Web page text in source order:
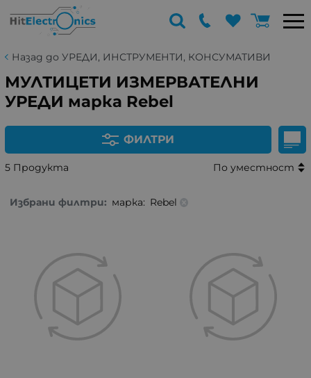
Назад до УРЕДИ, ИНСТРУМЕНТИ, КОНСУМАТИВИ
МУЛТИЦЕТИ ИЗМЕРВАТЕЛНИ
УРЕДИ марка Rebel
ФИЛТРИ
5 Продукта По уместност
Избрани филтри: марка: Rebel